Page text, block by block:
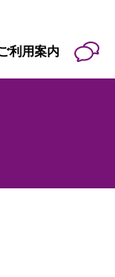
利用案内